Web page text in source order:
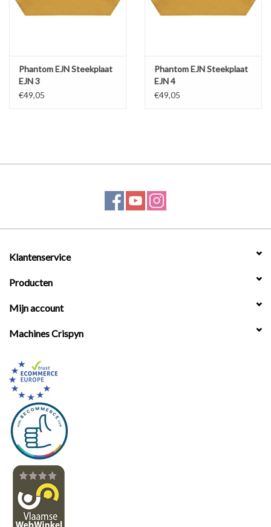
Phantom EJN Steekplaat
EJN 3
€49,05
Phantom EJN Steekplaat
EJN 4
€49,05
Klantenservice
Producten
Mijn account
Machines Crispyn